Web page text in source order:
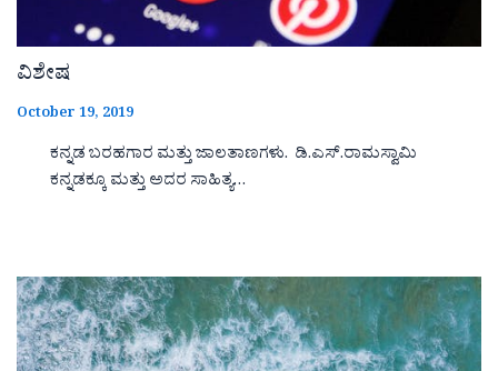
ವಿಶೇಷ
October 19, 2019
ಕನ್ನಡ ಬರಹಗಾರ ಮತ್ತು ಜಾಲತಾಣಗಳು. ಡಿ.ಎಸ್.ರಾಮಸ್ವಾಮಿ
ಕನ್ನಡಕ್ಕೂ ಮತ್ತು ಅದರ ಸಾಹಿತ್ಯ…